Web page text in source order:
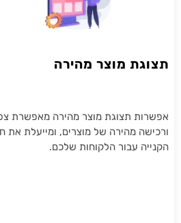
תצוגת מוצר מהירה
אפשרות תצוגת מוצר מהירה מאפשרת
ורכישה מהירה של מוצרים, ומייעלת את
הקנייה עבור הלקוחות שלכם.